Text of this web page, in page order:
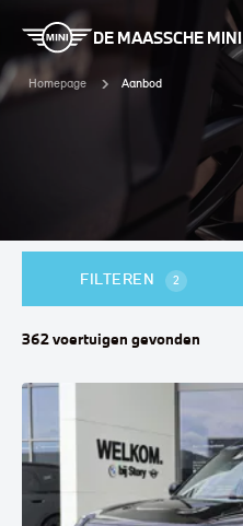
DE MAASSCHE MINI
Homepage Aanbod
FILTEREN 2
362voertuigen gevonden